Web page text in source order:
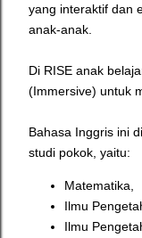
yang interaktif dan
anak-anak.
Di RISE anak
(Immersive) untuk
Bahasa Inggris ini
studi pokok, yaitu:
Matematika,
Ilmu
Ilmu